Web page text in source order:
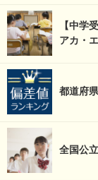
【中学
アカ・
都道府
全国公